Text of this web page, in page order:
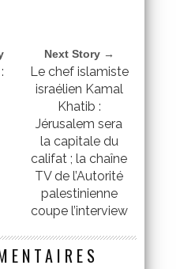
Next Story →
Le chef islamiste
israélien Kamal
Khatib :
Jérusalem sera
la capitale du
califat ; la chaîne
TV de l’Autorité
palestinienne
coupe l’interview